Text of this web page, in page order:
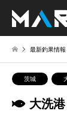
最新釣果情報
茨城
大洗